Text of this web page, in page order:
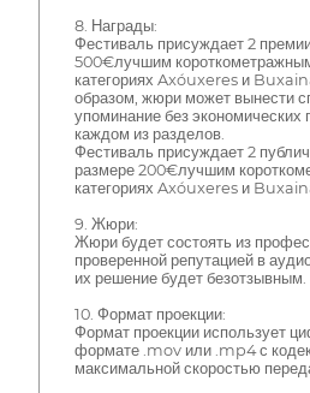
8. Награды:
Фестиваль присуждает 2
500€лучшим
категориях Axóuxeres и
образом, жюри может вынести
упоминание без экономических
каждом из разделов.
Фестиваль присуждает 2
размере 200€лучшим
категориях Axóuxeres и
9. Жюри:
Жюри будет состоять из
проверенной репутацией в
их решение будет безотзывным.
10. Формат проекции:
Формат проекции использует
формате .mov или .mp4 с
максимальной скоростью